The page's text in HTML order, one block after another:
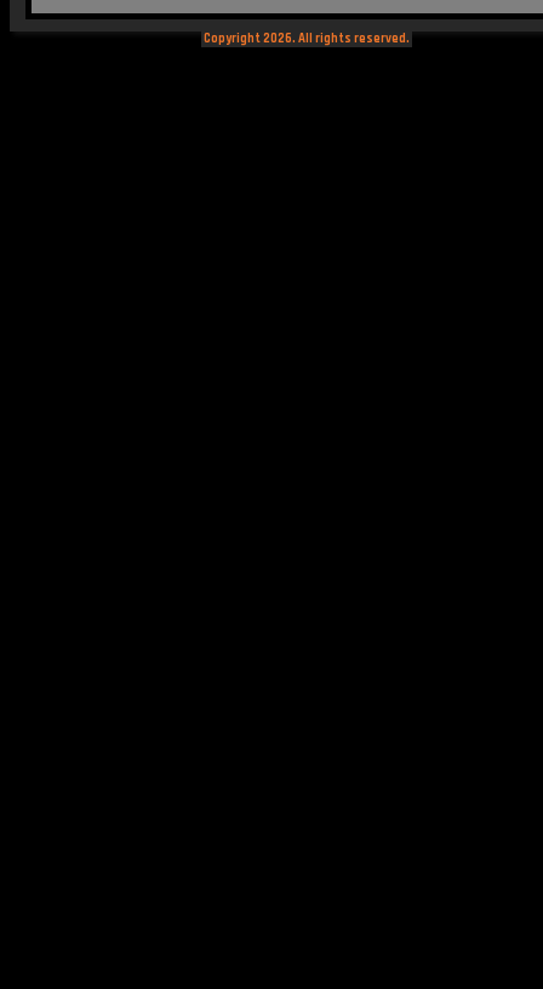
Copyright 2026. All rights reserved.